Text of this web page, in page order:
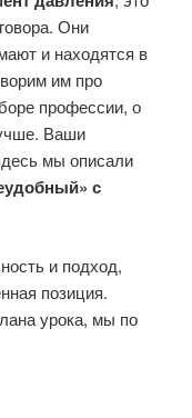
Они
и находятся в
им про
профессии, о
Ваши
мы описали
с
и подход,
позиция.
урока, мы по